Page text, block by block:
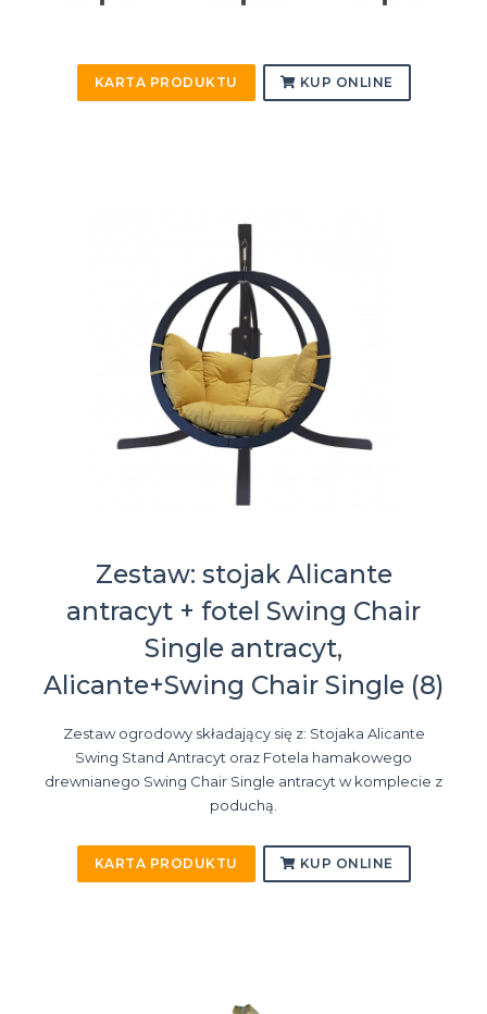
KARTA PRODUKTU KUP ONLINE
Zestaw: stojak Alicante
antracyt + fotel Swing Chair
Single antracyt,
Alicante+Swing Chair Single (8)
Zestaw ogrodowy składający się z: Stojaka Alicante
Swing Stand Antracyt oraz Fotela hamakowego
drewnianego Swing Chair Single antracyt w komplecie z
poduchą.
KARTA PRODUKTU KUP ONLINE